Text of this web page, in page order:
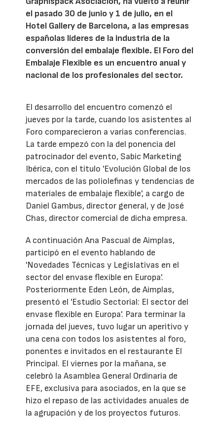
el pasado 30 de junio y 1 de julio, en el
Hotel Gallery de Barcelona, a las empresas
españolas líderes de la industria de la
conversión del embalaje flexible. El Foro del
Embalaje Flexible es un encuentro anual y
nacional de los profesionales del sector.
El desarrollo del encuentro comenzó el
jueves por la tarde, cuando los asistentes al
Foro comparecieron a varias conferencias.
La tarde empezó con la del ponencia del
patrocinador del evento, Sabic Marketing
Ibérica, con el título 'Evolución Global de los
mercados de las poliolefinas y tendencias de
materiales de embalaje flexible', a cargo de
Daniel Gambus, director general, y de José
Chas, director comercial de dicha empresa.
A continuación Ana Pascual de Aimplas,
participó en el evento hablando de
'Novedades Técnicas y Legislativas en el
sector del envase flexible en Europa'.
Posteriormente Eden León, de Aimplas,
presentó el 'Estudio Sectorial: El sector del
envase flexible en Europa'. Para terminar la
jornada del jueves, tuvo lugar un aperitivo y
una cena con todos los asistentes al foro,
ponentes e invitados en el restaurante El
Principal. El viernes por la mañana, se
celebró la Asamblea General Ordinaria de
EFE, exclusiva para asociados, en la que se
hizo el repaso de las actividades anuales de
la agrupación y de los proyectos futuros.